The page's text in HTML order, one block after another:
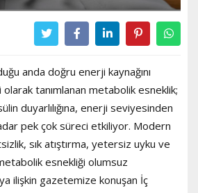
anda doğru enerji kaynağını
tanımlanan metabolik esneklik;
duyarlılığına, enerji seviyesinden
pek çok süreci etkiliyor. Modern
sık atıştırma, yetersiz uyku ve
esnekliği olumsuz
ilişkin gazetemize konuşan İç